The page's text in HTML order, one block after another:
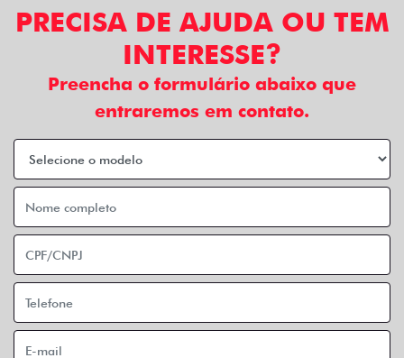
PRECISA DE AJUDA OU TEM
INTERESSE?
Preencha o formulário abaixo que
entraremos em contato.